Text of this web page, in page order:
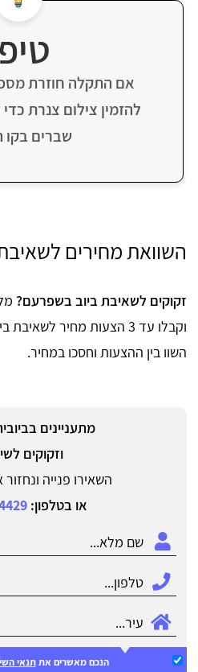
אם התקלה חוזרת
להזמין צילום צנרת
שברים בקו
השוואת מחירים
זקוקים לשאיבת ביוב בשפרעם?
וקבלו עד 3 הצעות מחיר
השוו בין ההצעות וחסכו במחיר.
מתעניינים
וזקוקים
השאירו פנייה
או בטלפון:
הנכם מאשרים אתתנאי